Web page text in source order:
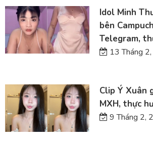
Idol Minh
bên
Telegram,
13 Tháng
Clip Ý Xuân
MXH, thực
9 Tháng 2,